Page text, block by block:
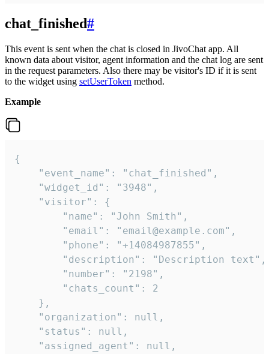
chat_finished#
This event is sent when the chat is closed in JivoChat app. All
known data about visitor, agent information and the chat log are sent
in the request parameters. Also there may be visitor's ID if it is sent
to the widget using setUserToken method.
Example
{
    "event_name": "chat_finished",
    "widget_id": "3948",
    "visitor": {
        "name": "John Smith",
        "email": "email@example.com",
        "phone": "+14084987855",
        "description": "Description text",
        "number": "2198",
        "chats_count": 2
    },
    "organization": null,
    "status": null,
    "assigned_agent": null,